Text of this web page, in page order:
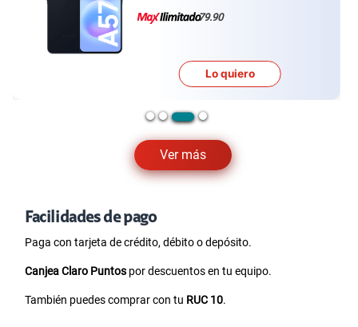
Ver más
79.90
Lo quiero
Facilidades de pago
Paga con tarjeta de crédito, débito o depósito.
Canjea Claro Puntos por descuentos en tu equipo.
También puedes comprar con tu RUC 10.